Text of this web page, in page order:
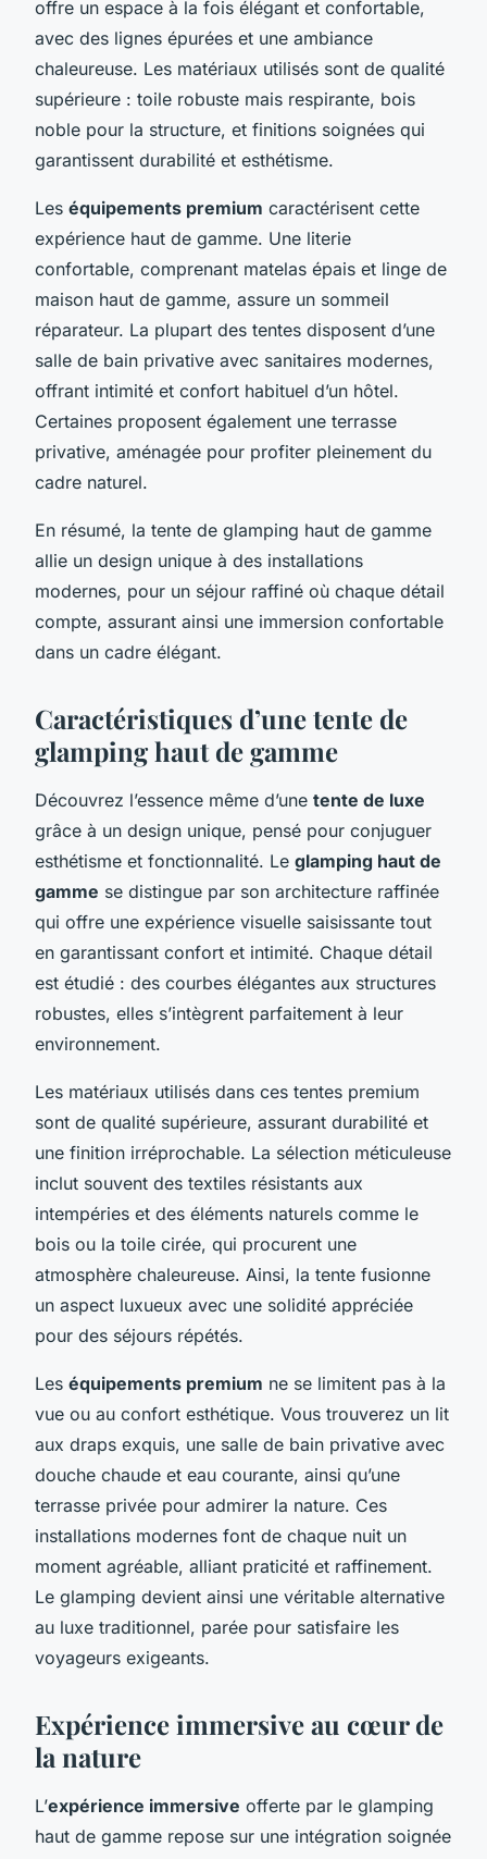
offre un espace à la fois élégant et confortable,
avec des lignes épurées et une ambiance
chaleureuse. Les matériaux utilisés sont de qualité
supérieure : toile robuste mais respirante, bois
noble pour la structure, et finitions soignées qui
garantissent durabilité et esthétisme.
Les équipements premium caractérisent cette
expérience haut de gamme. Une literie
confortable, comprenant matelas épais et linge de
maison haut de gamme, assure un sommeil
réparateur. La plupart des tentes disposent d’une
salle de bain privative avec sanitaires modernes,
offrant intimité et confort habituel d’un hôtel.
Certaines proposent également une terrasse
privative, aménagée pour profiter pleinement du
cadre naturel.
En résumé, la tente de glamping haut de gamme
allie un design unique à des installations
modernes, pour un séjour raffiné où chaque détail
compte, assurant ainsi une immersion confortable
dans un cadre élégant.
Caractéristiques d’une tente de
glamping haut de gamme
Découvrez l’essence même d’une tente de luxe
grâce à un design unique, pensé pour conjuguer
esthétisme et fonctionnalité. Le glamping haut de
gamme se distingue par son architecture raffinée
qui offre une expérience visuelle saisissante tout
en garantissant confort et intimité. Chaque détail
est étudié : des courbes élégantes aux structures
robustes, elles s’intègrent parfaitement à leur
environnement.
Les matériaux utilisés dans ces tentes premium
sont de qualité supérieure, assurant durabilité et
une finition irréprochable. La sélection méticuleuse
inclut souvent des textiles résistants aux
intempéries et des éléments naturels comme le
bois ou la toile cirée, qui procurent une
atmosphère chaleureuse. Ainsi, la tente fusionne
un aspect luxueux avec une solidité appréciée
pour des séjours répétés.
Les équipements premium ne se limitent pas à la
vue ou au confort esthétique. Vous trouverez un lit
aux draps exquis, une salle de bain privative avec
douche chaude et eau courante, ainsi qu’une
terrasse privée pour admirer la nature. Ces
installations modernes font de chaque nuit un
moment agréable, alliant praticité et raffinement.
Le glamping devient ainsi une véritable alternative
au luxe traditionnel, parée pour satisfaire les
voyageurs exigeants.
Expérience immersive au cœur de
la nature
L’expérience immersive offerte par le glamping
haut de gamme repose sur une intégration soignée